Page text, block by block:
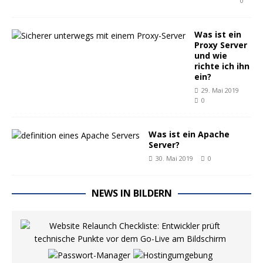
Was ist ein
Proxy Server
und wie
richte ich ihn
ein?
29. Mai 2019
0
Was ist ein Apache
Server?
30. Mai 2019 0
NEWS IN BILDERN